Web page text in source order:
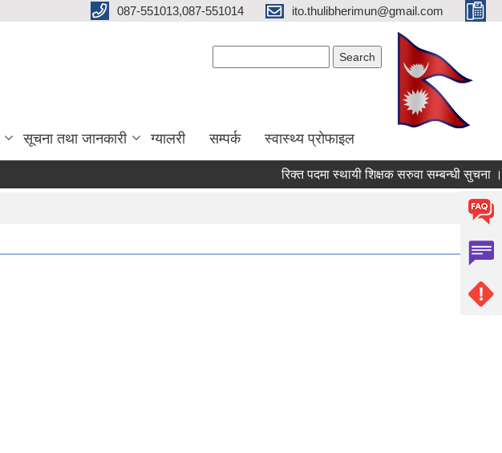
087-551013,087-551014 ito.thulibherimun@gmail.com
सूचना तथा जानकारी ग्यालरी सम्पर्क स्वास्थ्य प्राेफाइल
रिक्त पदमा स्थायी शिक्षक सरुवा सम्बन्धी सुचना ।